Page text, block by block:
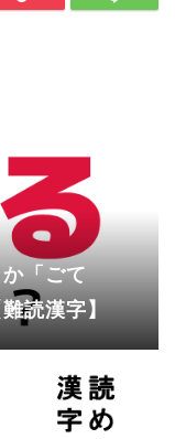
「ごて
読漢字】